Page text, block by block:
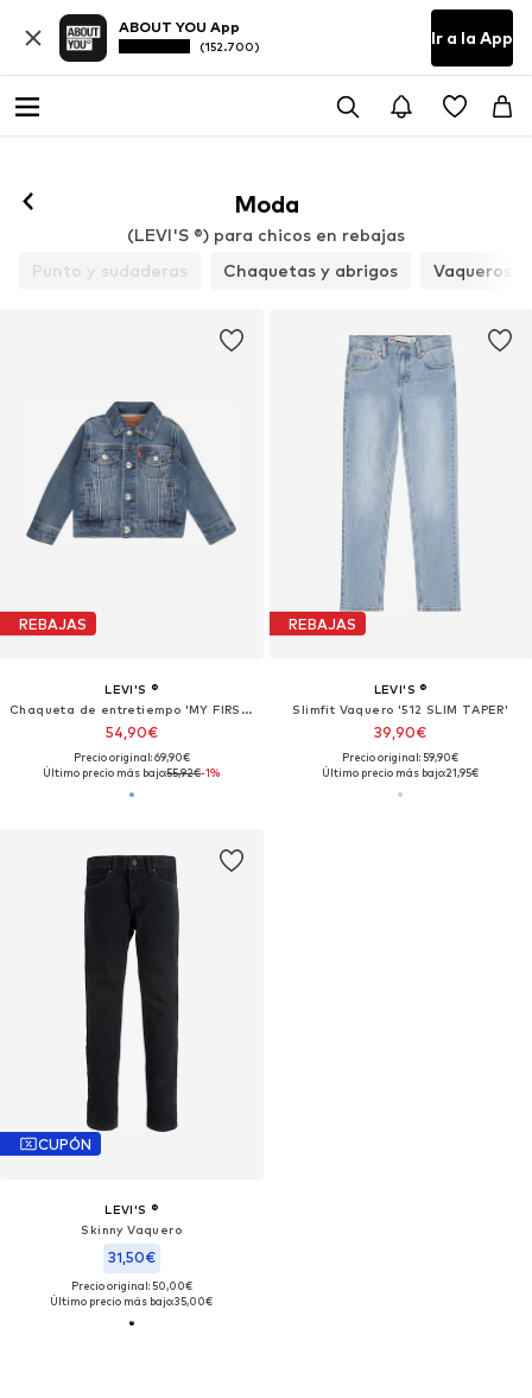
ABOUT YOU App
(152.700) Ir a la App
Moda
(LEVI'S ®) para chicos en rebajas
Punto y sudaderas
Chaquetas y abrigos Vaqueros
REBAJAS
LEVI'S ®
Chaqueta de entretiempo 'MY FIRST TRUCKER'
54,90€
Precio original: 69,90€
Último precio más bajo:55,92€-1%
REBAJAS
LEVI'S ®
Slimfit Vaquero '512 SLIM TAPER'
39,90€
Precio original: 59,90€
Último precio más bajo:21,95€
CUPÓN
LEVI'S ®
Skinny Vaquero
31,50€
Precio original: 50,00€
Último precio más bajo:35,00€